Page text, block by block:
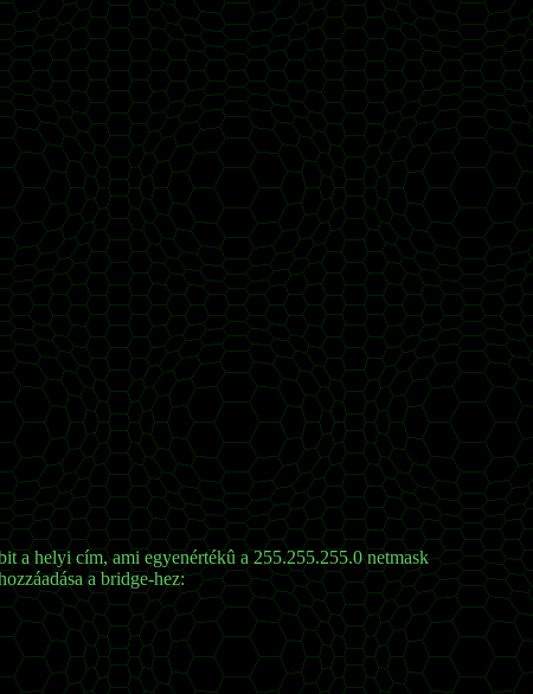
a helyi cím, ami egyenértékû a 255.255.255.0 netmask
a bridge-hez: